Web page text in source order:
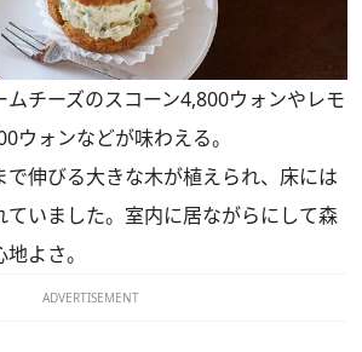
チーズのスコーン4,800ウォンやレモ
ウォンなどが味わえる。
伸びる大きな木が植えられ、床には
ていました。室内に居ながらにして森
よさ。
ADVERTISEMENT